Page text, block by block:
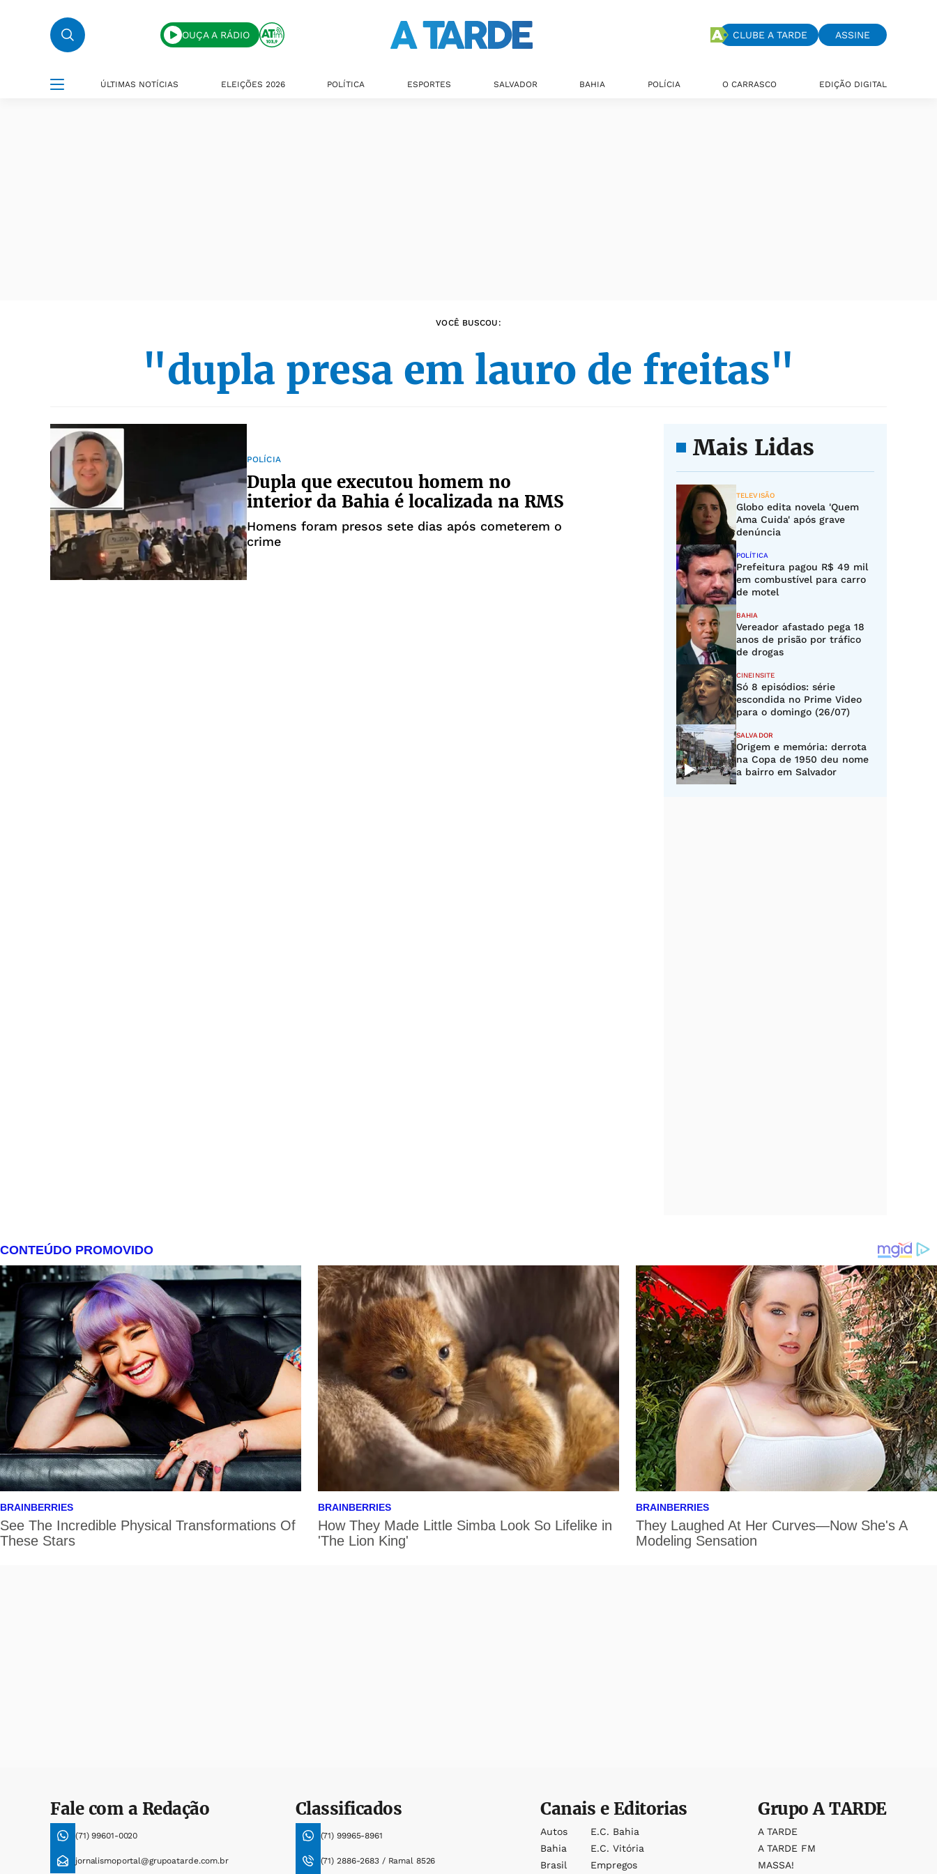
OUÇA A RÁDIO CLUBE A TARDE ASSINE
ÚLTIMAS NOTÍCIAS ELEIÇÕES 2026 POLÍTICA ESPORTES SALVADOR BAHIA POLÍCIA O CARRASCO EDIÇÃO DIGITAL
VOCÊ BUSCOU:
"dupla presa em lauro de freitas"
POLÍCIA
Dupla que executou homem no
interior da Bahia é localizada na RMS
Homens foram presos sete dias após cometerem o
crime
Mais Lidas
TELEVISÃO
Globo edita novela 'Quem
Ama Cuida' após grave
denúncia
POLÍTICA
Prefeitura pagou R$ 49 mil
em combustível para carro
de motel
BAHIA
Vereador afastado pega 18
anos de prisão por tráfico
de drogas
CINEINSITE
Só 8 episódios: série
escondida no Prime Video
para o domingo (26/07)
SALVADOR
Origem e memória: derrota
na Copa de 1950 deu nome
a bairro em Salvador
Fale com a Redação
(71) 99601-0020
jornalismoportal@grupoatarde.com.br
Classificados
(71) 99965-8961
(71) 2886-2683 / Ramal 8526
Canais e Editorias
Autos
Bahia
Brasil
E.c. Bahia
E.c. Vitória
Empregos
GrupoA TARDE
A TARDE
A TARDE FM
MASSA!